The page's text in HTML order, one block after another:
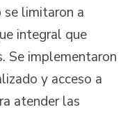
limitaron a
integral que
Se implementaron
y acceso a
atender las